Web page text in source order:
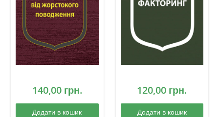
140,00 грн.
Додати в кошик
120,00 грн.
Додати в кошик